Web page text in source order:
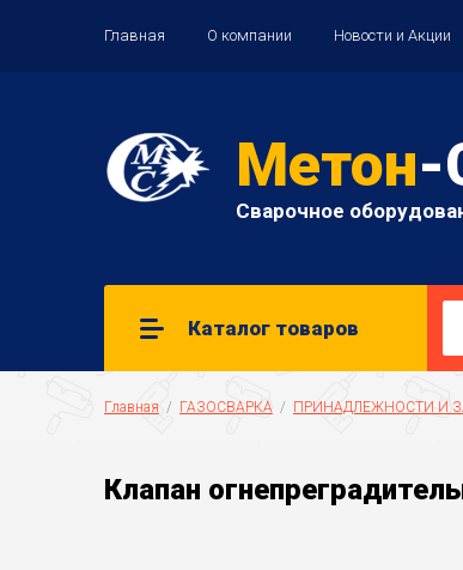
Главная О компании Новости и Акции
Метон-
Сварочное
Каталог товаров
Главная
  /
ГАЗОСВАРКА
  /
ПРИНАДЛЕЖНОСТИ И
Клапан